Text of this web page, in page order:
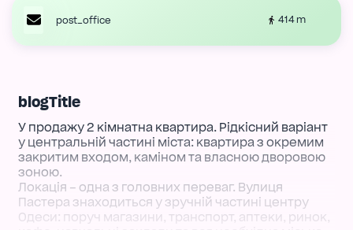
post_office 414 m
blogTitle
У продажу 2 кімнатна квартира. Рідкісний варіант
у центральній частині міста: квартира з окремим
закритим входом, каміном та власною дворовою
зоною.
Локація – одна з головних переваг. Вулиця
Пастера знаходиться у зручній частині центру
Одеси: поруч магазини, транспорт, аптеки, ринок,